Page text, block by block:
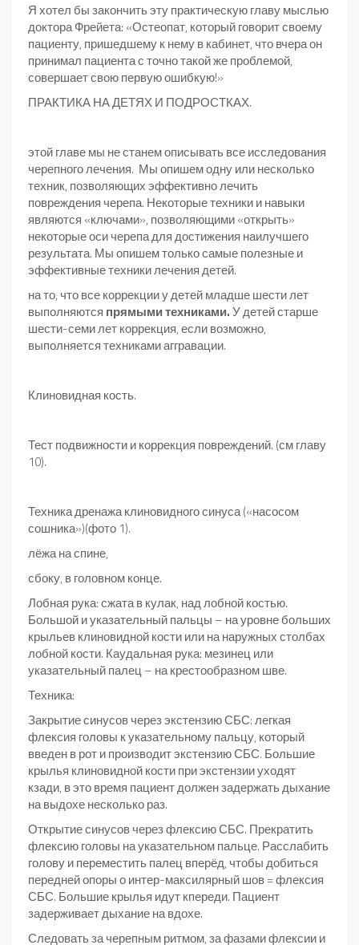
Я хотел бы закончить эту практическую главу мыслью
доктора Фрейета: «Остеопат, который говорит своему
пациенту, пришедшему к нему в кабинет, что вчера он
принимал пациента с точно такой же проблемой,
совершает свою первую ошибкую!»
ПРАКТИКА НА ДЕТЯХ И ПОДРОСТКАХ.
этой главе мы не станем описывать все исследования
черепного лечения. Мы опишем одну или несколько
техник, позволяющих эффективно лечить
повреждения черепа. Некоторые техники и навыки
являются «ключами», позволяющими «открыть»
некоторые оси черепа для достижения наилучшего
результата. Мы опишем только самые полезные и
эффективные техники лечения детей.
на то, что все коррекции у детей младше шести лет
выполняются прямыми техниками.У детей старше
шести-семи лет коррекция, если возможно,
выполняется техниками аггравации.
Клиновидная кость.
Тест подвижности и коррекция повреждений. (см главу
10).
Техника дренажа клиновидного синуса («насосом
сошника»)(фото 1).
лёжа на спине,
сбоку, в головном конце.
Лобная рука: сжата в кулак, над лобной костью.
Большой и указательный пальцы – на уровне больших
крыльев клиновидной кости или на наружных столбах
лобной кости. Каудальная рука: мезинец или
указательный палец – на крестообразном шве.
Техника:
Закрытие синусов через экстензию СБС: легкая
флексия головы к указательному пальцу, который
введен в рот и производит экстензию СБС. Большие
крылья клиновидной кости при экстензии уходят
кзади, в это время пациент должен задержать дыхание
на выдохе несколько раз.
Открытие синусов через флексию СБС. Прекратить
флексию головы на указательном пальце. Расслабить
голову и переместить палец вперёд, чтобы добиться
передней опоры о интер-максилярный шов = флексия
СБС. Большие крылья идут кпереди. Пациент
задерживает дыхание на вдохе.
Следовать за черепным ритмом, за фазами флексии и